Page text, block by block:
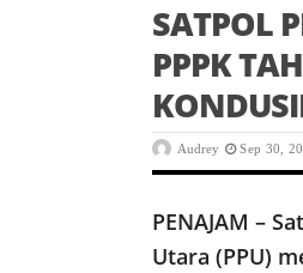
SATPOL
PPPK
Audrey Sep 30,
PENAJAM –
Utara (PPU)